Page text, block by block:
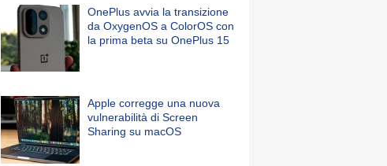
OnePlus avvia la transizione
da OxygenOS a ColorOS con
la prima beta su OnePlus 15
Apple corregge una nuova
vulnerabilità di Screen
Sharing su macOS